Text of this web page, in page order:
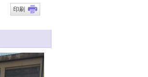
印刷